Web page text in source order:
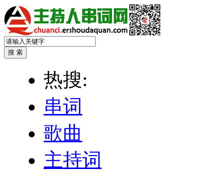
热搜:
串词
歌曲
主持词